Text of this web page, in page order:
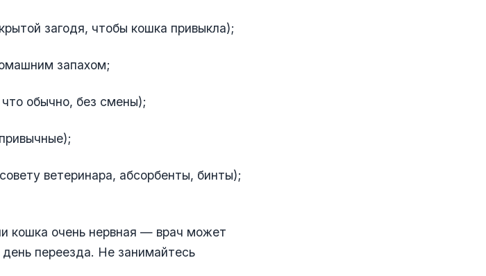
загодя, чтобы кошка привыкла);
запахом;
обычно, без смены);
ветеринара, абсорбенты, бинты);
кошка очень нервная — врач может
день переезда. Не занимайтесь